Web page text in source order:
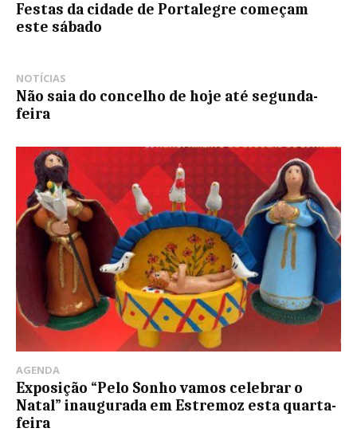
Festas da cidade de Portalegre começam
este sábado
NOTÍCIAS
Não saia do concelho de hoje até segunda-
feira
AGENDA
Exposição “Pelo Sonho vamos celebrar o
Natal” inaugurada em Estremoz esta quarta-
feira